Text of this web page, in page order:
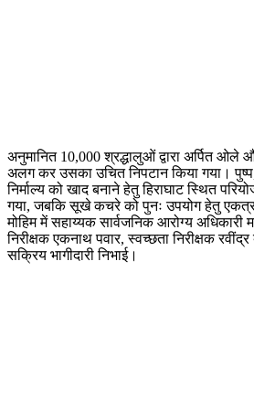
अनुमानित 10,000 श्रद्धालुओं द्वारा अर्पित ओले
अलग कर उसका उचित निपटान किया गया।
निर्माल्य को खाद बनाने हेतु हिराघाट स्थित
गया, जबकि सूखे कचरे को पुनः उपयोग हेतु
मोहिम में सहाय्यक सार्वजनिक आरोग्य अधिकारी
निरीक्षक एकनाथ पवार, स्वच्छता निरीक्षक
सक्रिय भागीदारी निभाई।